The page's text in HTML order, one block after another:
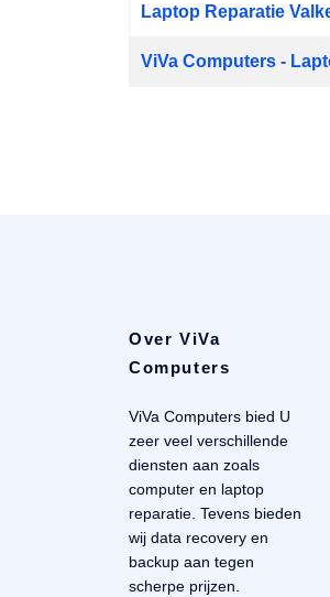
Laptop Reparatie
ViVa Computers -
Over ViVa
Computers
ViVa Computers bied U
zeer veel verschillende
diensten aan zoals
computer en laptop
reparatie. Tevens bieden
wij data recovery en
backup aan tegen
scherpe prijzen.